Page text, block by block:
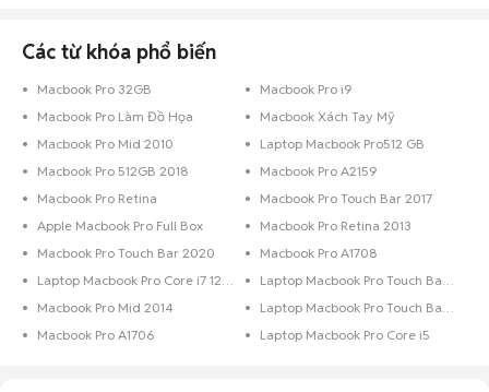
Các từ khóa phổ biến
Macbook Pro 32GB
Macbook Pro i9
Macbook Pro Làm Đồ Họa
Macbook Xách Tay Mỹ
Macbook Pro Mid 2010
Laptop Macbook Pro512 GB
Macbook Pro 512GB 2018
Macbook Pro A2159
Macbook Pro Retina
Macbook Pro Touch Bar 2017
Apple Macbook Pro Full Box
Macbook Pro Retina 2013
Macbook Pro Touch Bar 2020
Macbook Pro A1708
Laptop Macbook Pro Core i7 128 GB
Laptop Macbook Pro Touch Bar Core i9 1 TB
Macbook Pro Mid 2014
Laptop Macbook Pro Touch Bar Core i7 256 GB
Macbook Pro A1706
Laptop Macbook Pro Core i5